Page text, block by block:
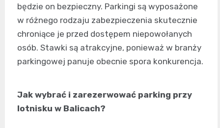
będzie on bezpieczny. Parkingi są wyposażone
w różnego rodzaju zabezpieczenia skutecznie
chroniące je przed dostępem niepowołanych
osób. Stawki są atrakcyjne, ponieważ w branży
parkingowej panuje obecnie spora konkurencja.
Jak wybrać i zarezerwować parking przy
lotnisku w Balicach?